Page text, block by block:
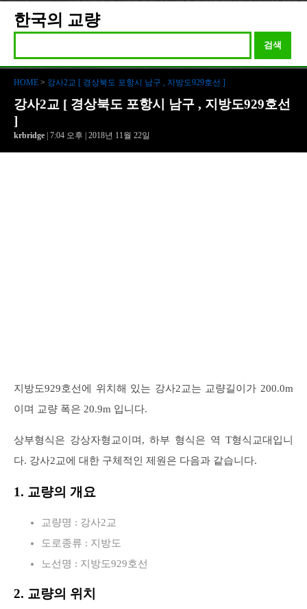
한국의 교량
검색
HOME > 강사2교 [ 경상북도 포항시 남구 , 지방도929호선 ]
강사2교 [ 경상북도 포항시 남구 , 지방도929호선
]
krbridge | 7:04 오후 | 2018년 11월 22일
지방도929호선에 위치해 있는 강사2교는 교량길이가 200.0m
이며 교량 폭은 20.9m 입니다.
상부형식은 강상자형교이며, 하부 형식은 역 T형식교대입니
다. 강사2교에 대한 구체적인 제원은 다음과 같습니다.
1. 교량의 개요
교량명 : 강사2교
도로종류 : 지방도
노선명 : 지방도929호선
2. 교량의 위치